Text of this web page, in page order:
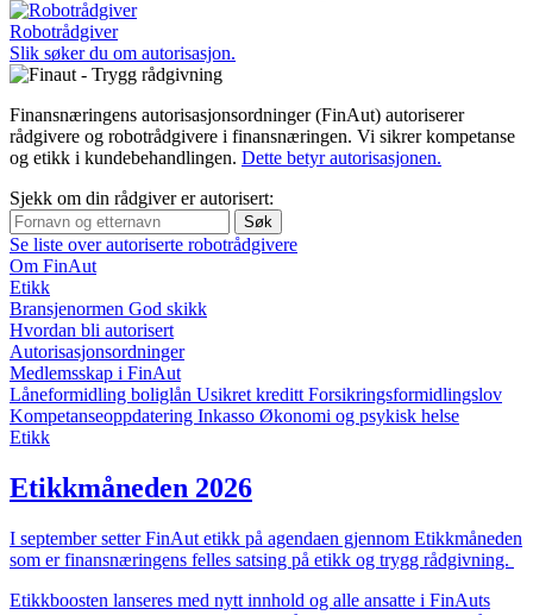
Robotrådgiver
Slik søker du om autorisasjon.
Finansnæringens autorisasjonsordninger (FinAut) autoriserer
rådgivere og robotrådgivere i finansnæringen. Vi sikrer kompetanse
og etikk i kundebehandlingen. Dette betyr autorisasjonen.
Sjekk om din rådgiver er autorisert:
Søk
Se liste over autoriserte robotrådgivere
Om FinAut
Etikk
Bransjenormen God skikk
Hvordan bli autorisert
Autorisasjonsordninger
Medlemsskap i FinAut
Låneformidling boliglån Usikret kreditt Forsikrings­formidlingslov
Kompetanse­oppdatering Inkasso Økonomi og psykisk helse
Etikk
Etikkmåneden 2026
I september setter FinAut etikk på agendaen gjennom Etikkmåneden
som er finansnæringens felles satsing på etikk og trygg rådgivning.
Etikkboosten lanseres med nytt innhold og alle ansatte i FinAuts